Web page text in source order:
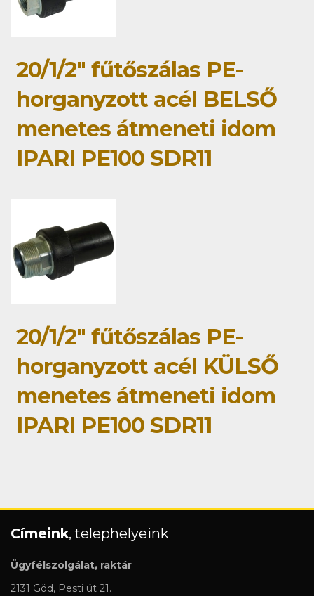
20/1/2" fűtőszálas PE-
horganyzott acél BELSŐ
menetes átmeneti idom
IPARI PE100 SDR11
20/1/2" fűtőszálas PE-
horganyzott acél KÜLSŐ
menetes átmeneti idom
IPARI PE100 SDR11
Címeink, telephelyeink
Ügyfélszolgálat, raktár
2131 Göd, Pesti út 21.